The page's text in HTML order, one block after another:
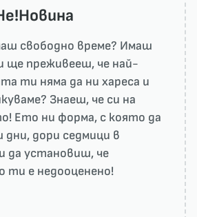
свободно време? Имаш
ще преживееш, че най-
ти няма да ни харесa и
Знаеш, че си на
Ето ни форма, с която да
дори седмици в
да установиш, че
е недооценено!